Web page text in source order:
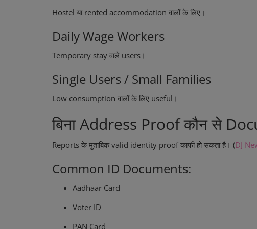
Hostel या rented accommodation वालों के लिए।
Daily Wage Workers
Temporary stay वाले users।
Single Users / Small Families
Low consumption वालों के लिए useful।
बिना Address Proof कौन से
Reports के मुताबिक valid identity proof काफी हो सकता है। (DJ
Common ID Documents:
Aadhaar Card
Voter ID
PAN Card